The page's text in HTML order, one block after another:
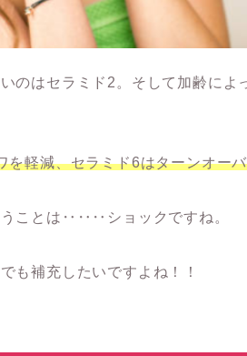
のはセラミド2。そして加齢に
を軽減、セラミド6はターンオー
うことは‥‥‥ショックですね。
も補充したいですよね！！